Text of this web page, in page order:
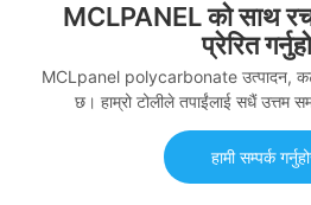
MCLPANEL को साथ
प्रेरित
MCLpanel polycarbonate उत्पादन,
छ। हाम्रो टोलीले तपाईंलाई सधैं उत्तम
हामी सम्पर्क